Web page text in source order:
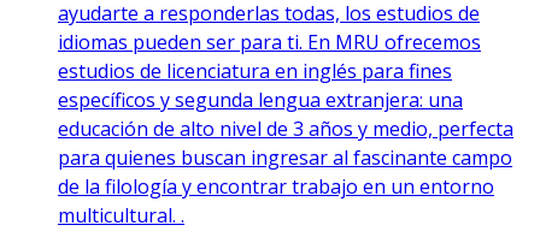
ayudarte a responderlas todas, los estudios de
idiomas pueden ser para ti. En MRU ofrecemos
estudios de licenciatura en inglés para fines
específicos y segunda lengua extranjera: una
educación de alto nivel de 3 años y medio, perfecta
para quienes buscan ingresar al fascinante campo
de la filología y encontrar trabajo en un entorno
multicultural. .